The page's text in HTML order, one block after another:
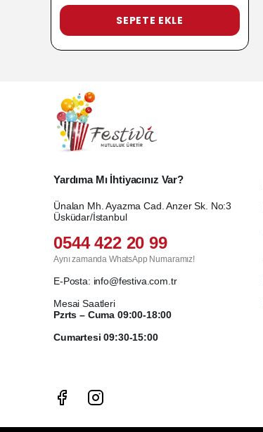
SEPETE EKLE
Yardıma Mı İhtiyacınız Var?
Ünalan Mh. Ayazma Cad. Anzer Sk. No:3
Üsküdar/İstanbul
0544 422 20 99
Aynı zamanda WhatsApp Numaramız!
E-Posta: info@festiva.com.tr
Mesai Saatleri
Pzrts – Cuma 09:00-18:00
Cumartesi 09:30-15:00